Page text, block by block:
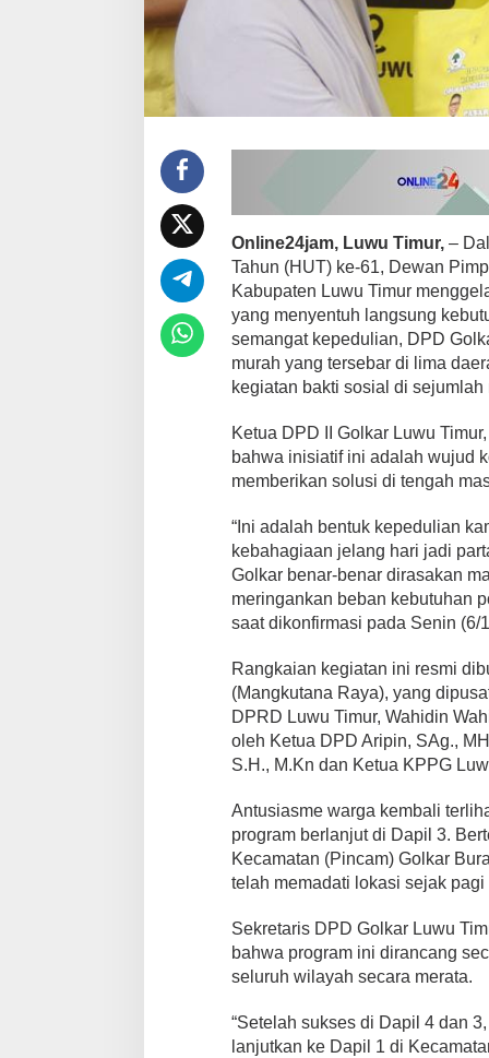
a
s
a
M
r
h
n
B
a
i
S
o
s
i
l
Online24jam, Luwu Timur,–
Tahun (HUT) ke-61, Dewan
Kabupaten Luwu Timur
yang menyentuh langsung
semangat kepedulian, DPD
murah yang tersebar di lima
kegiatan bakti sosial di sejumlah
Ketua DPD II Golkar Luwu
bahwa inisiatif ini adalah wujud
memberikan solusi di tengah
“Ini adalah bentuk kepedulian
kebahagiaan jelang hari jadi
Golkar benar-benar dirasakan
meringankan beban kebutuhan
saat dikonfirmasi pada Senin (6/
Rangkaian kegiatan ini resmi
(Mangkutana Raya), yang
DPRD Luwu Timur, Wahidin
oleh Ketua DPD Aripin, SAg.,
S.H., M.Kn dan Ketua KPPG
Antusiasme warga kembali
program berlanjut di Dapil 3.
Kecamatan (Pincam) Golkar
telah memadati lokasi sejak pagi
Sekretaris DPD Golkar Luwu
bahwa program ini dirancang
seluruh wilayah secara merata.
“Setelah sukses di Dapil 4 dan
lanjutkan ke Dapil 1 di